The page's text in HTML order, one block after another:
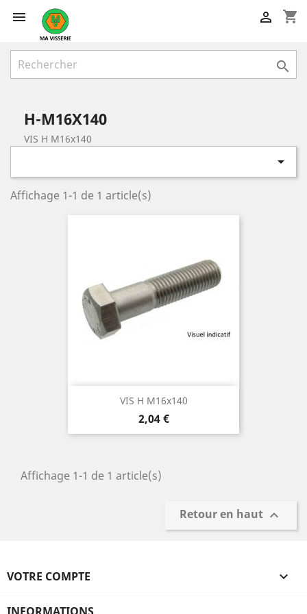
 shopping_cart


H-M16X140
VIS H M16x140

Affichage 1-1 de 1 article(s)
VIS H M16x140
Prix
2,04 €
Affichage 1-1 de 1 article(s)
Retour en haut 
VOTRE COMPTE 